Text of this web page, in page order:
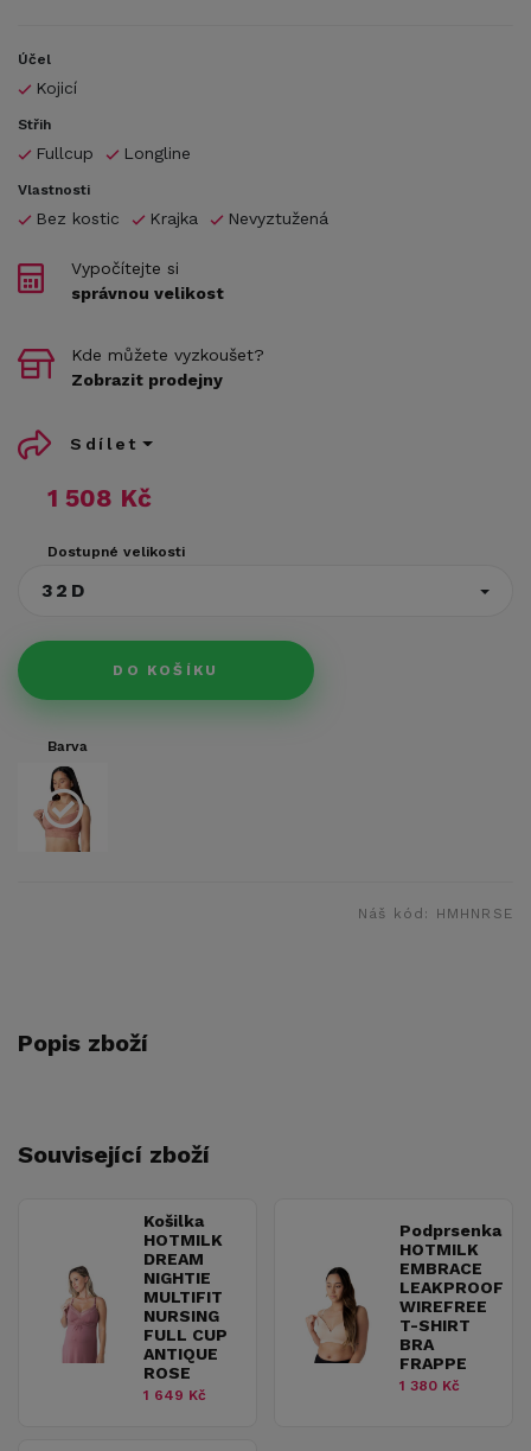
Účel
Kojicí
Střih
Fullcup Longline
Vlastnosti
Bez kostic Krajka Nevyztužená
1 508 Kč
Dostupné velikosti
32D
DO KOŠÍKU
Vypočítejte si
správnou velikost
Kde můžete vyzkoušet?
Zobrazit prodejny
Sdílet
Barva
Náš kód: HMHNRSE
Popis zboží
Související zboží
Košilka
HOTMILK
DREAM
NIGHTIE
MULTIFIT
NURSING
FULL CUP
ANTIQUE
ROSE
1 649 Kč
Podprsenka
HOTMILK
EMBRACE
LEAKPROOF
WIREFREE
T-SHIRT
BRA
FRAPPE
1 380 Kč